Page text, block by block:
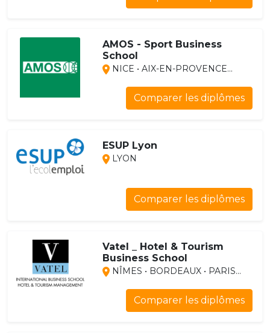
AMOS - Sport Business
School
NICE • AIX-EN-PROVENCE...
Comparer les diplômes
ESUP Lyon
LYON
Comparer les diplômes
Vatel _ Hotel & Tourism
Business School
NÎMES • BORDEAUX • PARIS...
Comparer les diplômes